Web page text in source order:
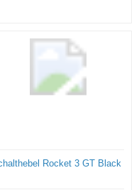
Rocket 3 GT Black